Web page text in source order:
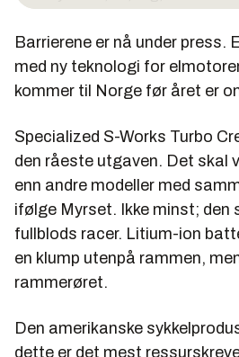
(meipollini.com)
Bianchi Aria E-Road. Ingen
(bianchi.com)
Vivax Assist motor (vivax-
liten motor (200 watt), som
IPP (Invisible Performance
konsept som har blitt brukt til
fordi motoren ikke synes.
Barrierene er nå under press.
med ny teknologi for
kommer til Norge før året er
Specialized S-Works Turbo
den råeste utgaven. Det skal
enn andre modeller med
ifølge Myrset. Ikke minst; den
fullblods racer. Litium-ion
en klump utenpå rammen,
rammerøret.
Den amerikanske
dette er det mest